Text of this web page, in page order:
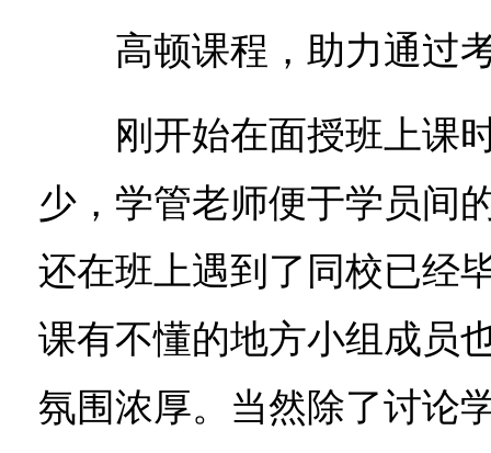
高顿课程，助力通过
刚开始在面授班上课时
少，学管老师便于学员间
还在班上遇到了同校已经
课有不懂的地方小组成员
氛围浓厚。当然除了讨论